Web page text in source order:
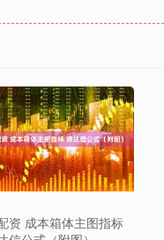
资 成本箱体主图指标